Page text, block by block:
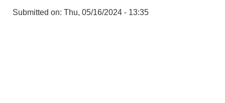
Submitted on: Thu, 05/16/2024 - 13:35